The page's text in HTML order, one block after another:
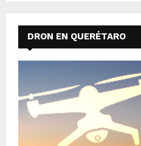
DRON EN QUERÉTARO